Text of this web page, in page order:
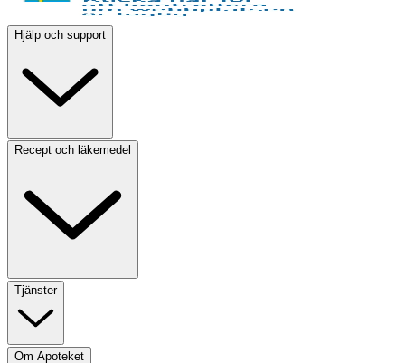
Hjälp och support
Recept och läkemedel
Tjänster
Om Apoteket